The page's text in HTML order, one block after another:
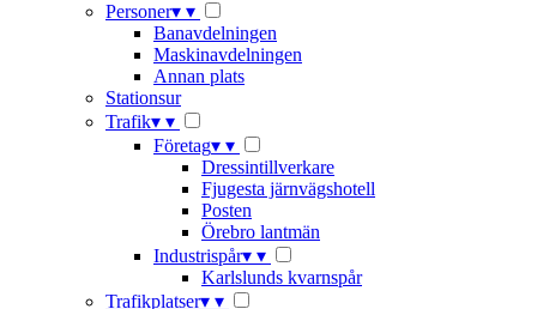
Personer▾ ▾
Banavdelningen
Maskinavdelningen
Annan plats
Stationsur
Trafik▾ ▾
Företag▾ ▾
Dressintillverkare
Fjugesta järnvägshotell
Posten
Örebro lantmän
Industrispår▾ ▾
Karlslunds kvarnspår
Trafikplatser▾ ▾